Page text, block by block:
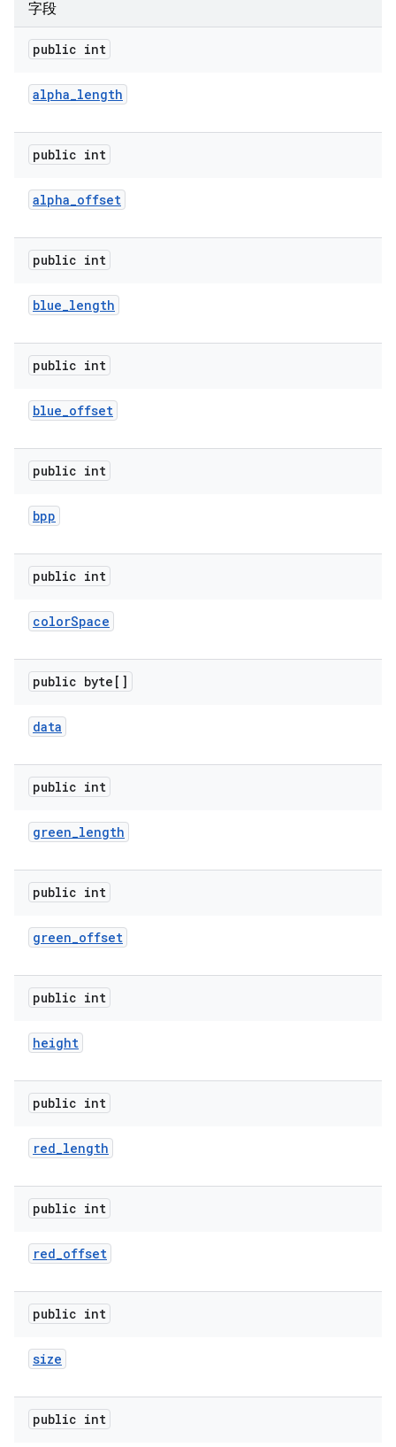
字段
public int
alpha_length
public int
alpha_offset
public int
blue_length
public int
blue_offset
public int
bpp
public int
colorSpace
public byte[]
data
public int
green_length
public int
green_offset
public int
height
public int
red_length
public int
red_offset
public int
size
public int